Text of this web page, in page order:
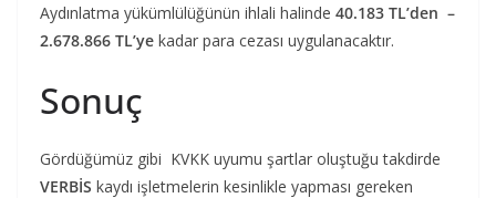
Aydınlatma yükümlülüğünün ihlali halinde 40.183 TL’den –
2.678.866 TL’ye kadar para cezası uygulanacaktır.
Sonuç
Gördüğümüz gibi KVKK uyumu şartlar oluştuğu takdirde
VERBİS kaydı işletmelerin kesinlikle yapması gereken